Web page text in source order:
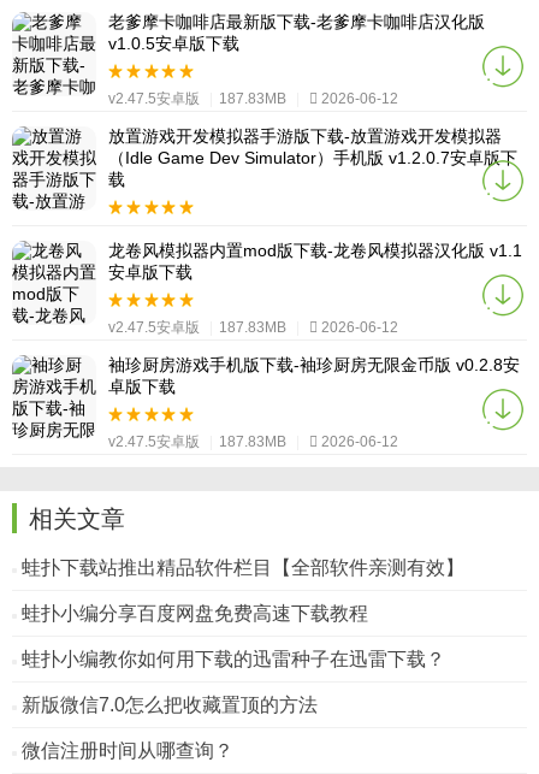
老爹摩卡咖啡店最新版下载-老爹摩卡咖啡店汉化版
v1.0.5安卓版下载
v2.47.5安卓版 187.83MB 2026-06-12
放置游戏开发模拟器手游版下载-放置游戏开发模拟器
（Idle Game Dev Simulator）手机版 v1.2.0.7安卓版下
载
龙卷风模拟器内置mod版下载-龙卷风模拟器汉化版 v1.1
安卓版下载
v2.47.5安卓版 187.83MB 2026-06-12
袖珍厨房游戏手机版下载-袖珍厨房无限金币版 v0.2.8安
卓版下载
v2.47.5安卓版 187.83MB 2026-06-12
相关文章
蛙扑下载站推出精品软件栏目【全部软件亲测有效】
蛙扑小编分享百度网盘免费高速下载教程
蛙扑小编教你如何用下载的迅雷种子在迅雷下载？
新版微信7.0怎么把收藏置顶的方法
微信注册时间从哪查询？